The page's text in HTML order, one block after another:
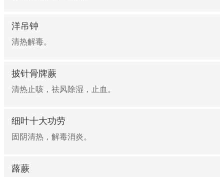
洋吊钟
清热解毒。
披针骨牌蕨
清热止咳，祛风除湿，止血。
细叶十大功劳
固阴清热，解毒消炎。
蕗蕨